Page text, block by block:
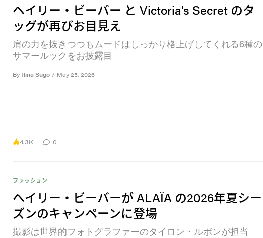
ヘイリー・ビーバー と Victoria's Secret のタ
ッグが再びお目見え
肩の力を抜きつつもムードはしっかり格上げしてくれる6種の
サマールックをお披露目
By Rina Sugo / May 25, 2026
4.3K 0
ファッション
ヘイリー・ビーバーが ALAÏA の2026年夏シー
ズンのキャンペーンに登場
撮影は世界的フォトグラファーのタイロン・ルボンが担当